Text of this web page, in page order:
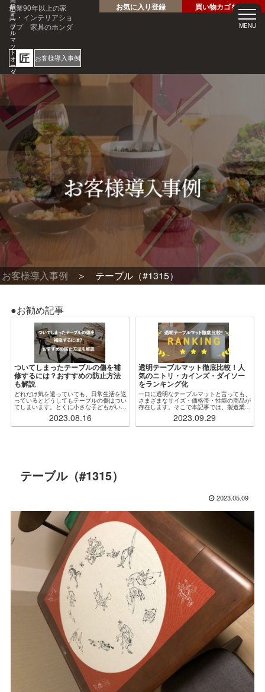
創業90年以上の家
具・インテリアショ
ップ 家具のホンダ
級
テ
ー
ブ
ル
マ
ッ
ト
オ
ー
ダ
ズ
専
店
匠 お客様導入事例
ホテル・レストラン・企業
様の大事なテーブルを傷・
汚れから守る！
サン
プル
請求
1mm
単位
オー
ダー
サイ
ズ
見積
り
請求
書対
応
短納
期
専門
家対
応
ご注文・ご
質問はお気
軽にどうぞ
0120-46-
5054
netjigyoubu@seneso.jp
受付時間：
18:30
お気に入り登録 買い物カゴを見る
MENU
お客様導入事例 テーブル（#1315）
●お勧め記事
ついてしまったテーブルの傷を補
修するには？おすすめの防止方法
も解説
どれだけ気を遣っていても、日常生活を送
っているとどうしてもテーブルの傷はつい
てしまいます。とくに小さな子どもがいる
場合、ふとしたことがきっかけで木製・ガ
ラス製問わず傷だらけになってしまうこと
もしばしばです。傷をつけないように注意
2023.08.16
透明テーブルマット徹底比較！人
気のニトリ・カインズ・ダイソー
をランキング化
一口に透明なテーブルマットと言っても、
さまざまなサイズ・価格帯・性能の商品が
存在します。そこで本記事では、製造業者
からも見解をもらいつつ、特に人気な各社
の透明テーブルマットを厳選・比較し、ラ
ンキング化しました。加えて、「自分の状
2023.09.29
テーブル（#1315）
2023.05.09